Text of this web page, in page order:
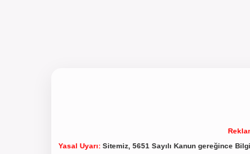
Yasal Uyarı:Sitemiz, 5651 Sayılı Kanun gereğince